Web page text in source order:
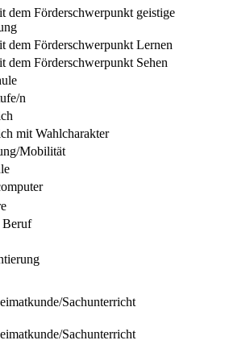
dem Förderschwerpunkt geistige
dem Förderschwerpunkt Lernen
dem Förderschwerpunkt Sehen
n
mit Wahlcharakter
Mobilität
Beruf
Sachunterricht
Sachunterricht